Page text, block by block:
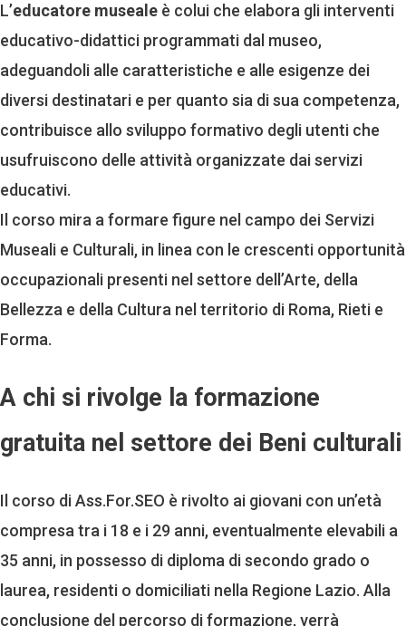
L’educatore museale è colui che elabora gli interventi
educativo-didattici programmati dal museo,
adeguandoli alle caratteristiche e alle esigenze dei
diversi destinatari e per quanto sia di sua competenza,
contribuisce allo sviluppo formativo degli utenti che
usufruiscono delle attività organizzate dai servizi
educativi.
Il corso mira a formare figure nel campo dei Servizi
Museali e Culturali, in linea con le crescenti opportunità
occupazionali presenti nel settore dell’Arte, della
Bellezza e della Cultura nel territorio di Roma, Rieti e
Forma.
A chi si rivolge la formazione
gratuita nel settore dei Beni culturali
Il corso di Ass.For.SEO è rivolto ai giovani con un’età
compresa tra i 18 e i 29 anni, eventualmente elevabili a
35 anni, in possesso di diploma di secondo grado o
laurea, residenti o domiciliati nella Regione Lazio. Alla
conclusione del percorso di formazione, verrà